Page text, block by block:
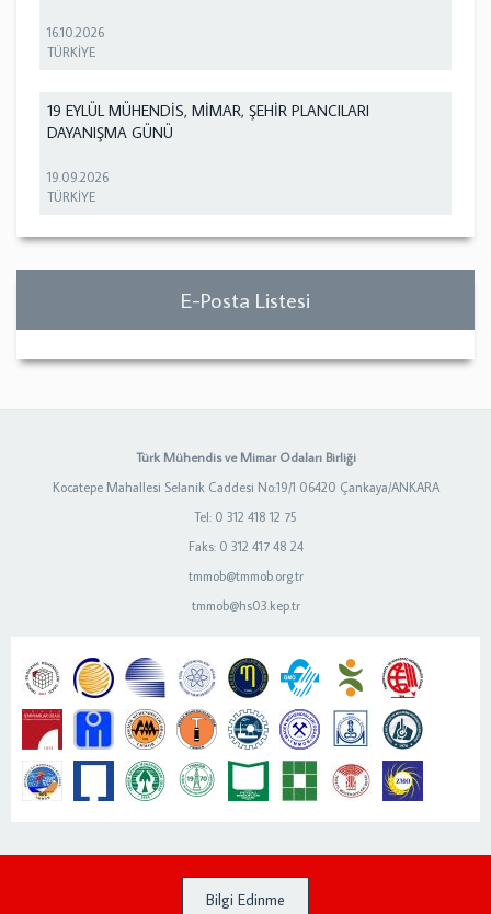
16.10.2026
TÜRKİYE
19 EYLÜL MÜHENDİS, MİMAR, ŞEHİR PLANCILARI
DAYANIŞMA GÜNÜ
19.09.2026
TÜRKİYE
E-Posta Listesi
Türk Mühendis ve Mimar Odaları Birliği
Kocatepe Mahallesi Selanik Caddesi No:19/1 06420 Çankaya/ANKARA
Tel: 0 312 418 12 75
Faks: 0 312 417 48 24
tmmob@tmmob.org.tr
tmmob@hs03.kep.tr
Bilgi Edinme